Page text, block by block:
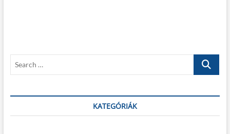
z
é
s
n
s
:
:
r
h
KATEGÓRIÁK